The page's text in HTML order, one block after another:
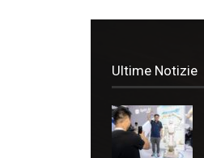
Ultime Notizie